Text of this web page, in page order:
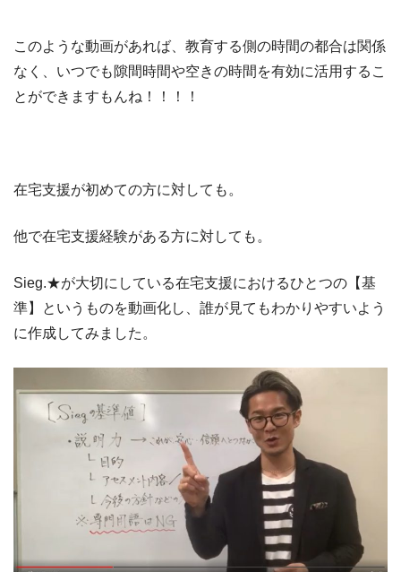
このような動画があれば、教育する側の時間の都合は関係
なく、いつでも隙間時間や空きの時間を有効に活用するこ
とができますもんね！！！！
在宅支援が初めての方に対しても。
他で在宅支援経験がある方に対しても。
Sieg.★が大切にしている在宅支援におけるひとつの【基
準】というものを動画化し、誰が見てもわかりやすいよう
に作成してみました。